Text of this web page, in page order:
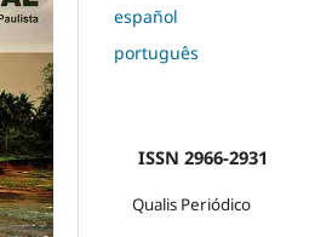
español
português
ISSN 2966-2931
Qualis Periódico